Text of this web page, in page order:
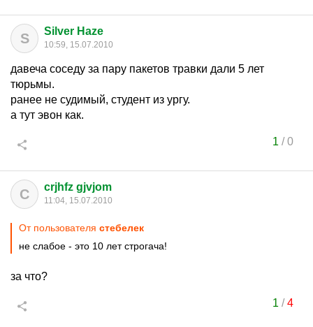
S Silver Haze
10:59, 15.07.2010
давеча соседу за пару пакетов травки дали 5 лет
тюрьмы.
ранее не судимый, студент из ургу.
а тут эвон как.
1 /0
C crjhfz gjvjom
11:04, 15.07.2010
От пользователя стебелек
не слабое - это 10 лет строгача!
за что?
1 /4